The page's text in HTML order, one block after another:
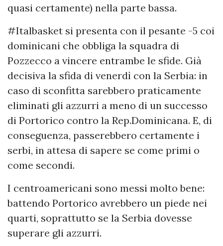
quasi certamente) nella parte bassa.
#Italbasket si presenta con il pesante -5 coi
dominicani che obbliga la squadra di
Pozzecco a vincere entrambe le sfide. Già
decisiva la sfida di venerdì con la Serbia: in
caso di sconfitta sarebbero praticamente
eliminati gli azzurri a meno di un successo
di Portorico contro la Rep.Dominicana. E, di
conseguenza, passerebbero certamente i
serbi, in attesa di sapere se come primi o
come secondi.
I centroamericani sono messi molto bene:
battendo Portorico avrebbero un piede nei
quarti, soprattutto se la Serbia dovesse
superare gli azzurri.